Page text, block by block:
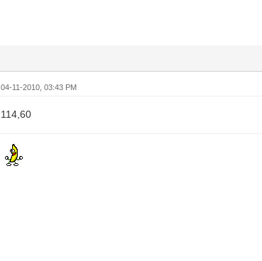
04-11-2010, 03:43 PM
114,60